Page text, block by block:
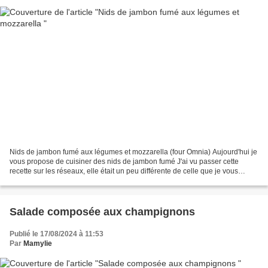
Nids de jambon fumé aux légumes et mozzarella (four Omnia) Aujourd'hui je
vous propose de cuisiner des nids de jambon fumé J'ai vu passer cette
recette sur les réseaux, elle était un peu différente de celle que je vous
Salade composée aux champignons
Publié le 17/08/2024 à 11:53
Par Mamylie